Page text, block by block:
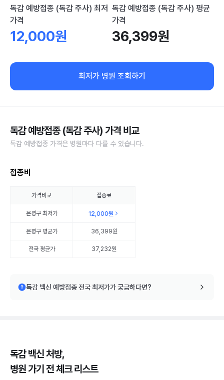
독감 예방접종 (독감 주사) 최저
가격
12,000원
독감 예방접종 (독감 주사) 평균
가격
36,399원
최저가 병원 조회하기
독감 예방접종 (독감 주사) 가격 비교
독감 예방접종 가격은 병원마다 다를 수 있습니다.
접종비
가격비교 접종료
은평구최저가 12,000원
은평구평균가 36,399원
전국 평균가 37,232원
독감 백신 예방접종 전국 최저가가 궁금하다면?
독감 백신 처방,
병원 가기 전 체크 리스트